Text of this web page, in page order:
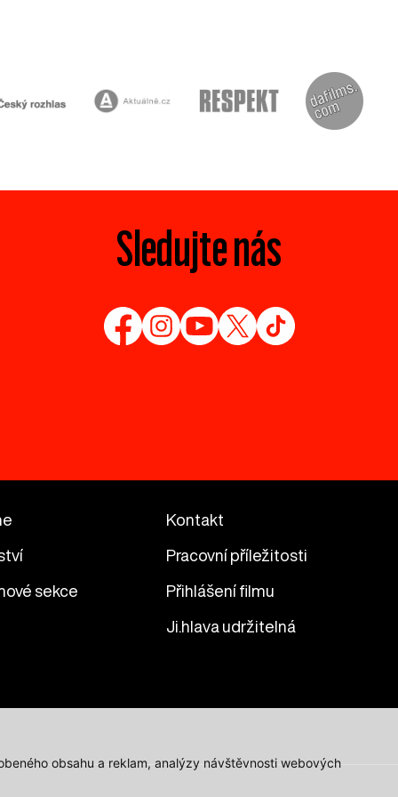
obsahu a reklam, analýzy návštěvnosti webových
Sledujte nás
Kontakt
Pracovní příležitosti
sekce Přihlášení filmu
Ji.hlava udržitelná